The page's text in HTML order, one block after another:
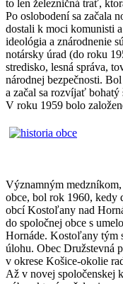
to len železničná trať,
Po oslobodení sa začala
dostali k moci komunisti
ideológia a znárodnenie
notársky úrad (do roku
stredisko, lesná správa,
národnej bezpečnosti.
a začal sa rozvíjať
V roku 1959 bolo
Významným
obce, bol rok 1960, kedy
obcí Kostoľany nad
do spoločnej obce s
Hornáde. Kostoľany tým
úlohu. Obec Družstevná
v okrese Košice-okolie
Až v novej spoločenskej